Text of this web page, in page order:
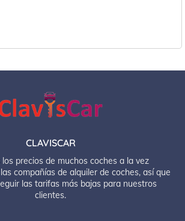
CLAVISCAR
los precios de muchos coches a la vez
compañías de alquiler de coches, así que
las tarifas más bajas para nuestros
clientes.